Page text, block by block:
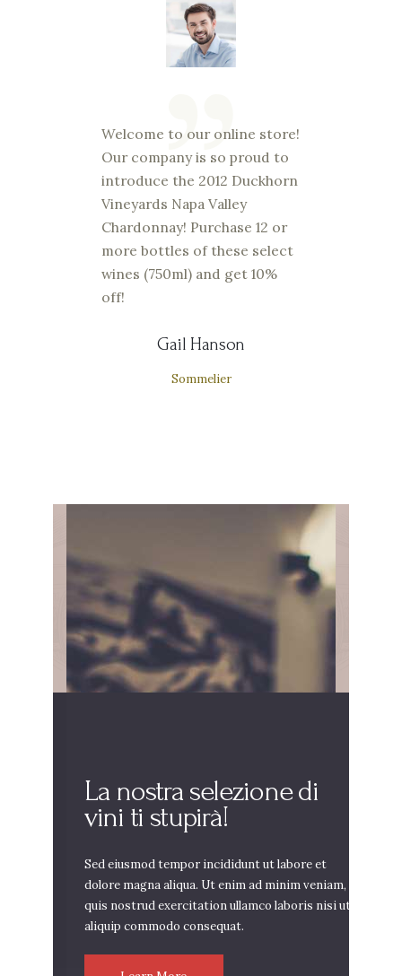
Welcome to our online store!
Our company is so proud to
introduce the 2012 Duckhorn
Vineyards Napa Valley
Chardonnay! Purchase 12 or
more bottles of these select
wines (750ml) and get 10%
off!
Gail Hanson
Sommelier
La nostra selezione di
vini ti stupirà!
Sed eiusmod tempor incididunt ut labore et
dolore magna aliqua. Ut enim ad minim veniam,
quis nostrud exercitation ullamco laboris nisi ut
aliquip commodo consequat.